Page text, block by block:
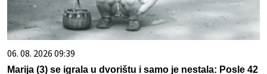
06. 08. 2026 09:39
Marija (3) se igrala u dvorištu i samo je nestala: Posle 42